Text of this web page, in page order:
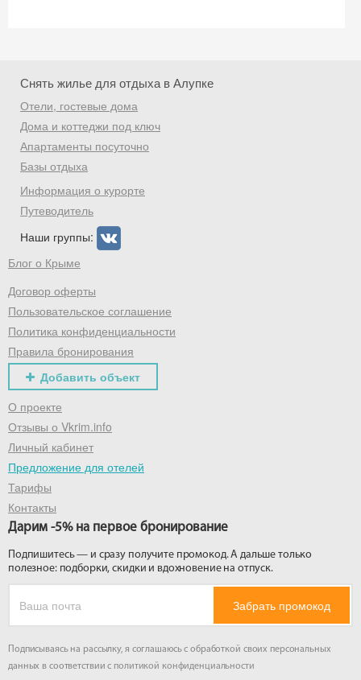
Снять жилье для отдыха в Алупке
Отели, гостевые дома
Дома и коттеджи под ключ
Апартаменты посуточно
Базы отдыха
Информация о курорте
Путеводитель
Наши группы:
Блог о Крыме
Договор оферты
Пользовательское соглашение
Политика конфиденциальности
Правила бронирования
Добавить объект
О проекте
Отзывы о Vkrim.info
Личный кабинет
Предложение для отелей
Тарифы
Контакты
Дарим -5% на первое бронирование
Подпишитесь — и сразу получите промокод. А дальше только
полезное: подборки, скидки и вдохновение на отпуск.
Забрать промокод
Подписываясь на рассылку, я соглашаюсь с обработкой своих персональных
данных в соответствии с политикой конфиденциальности
Получить промокод